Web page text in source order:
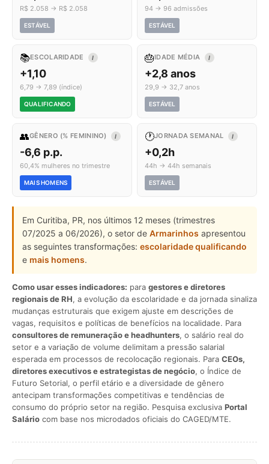
R$ 2.058 → R$ 2.058
ESTÁVEL
94 → 96 admissões
ESTÁVEL
📚ESCOLARIDADE I
+1,10
6,79 → 7,89 (índice)
QUALIFICANDO
🎂IDADE MÉDIA I
+2,8 anos
29,9 → 32,7 anos
ESTÁVEL
👥GÊNERO (% FEMININO) I
-6,6 p.p.
60,4% mulheres no trimestre
MAIS HOMENS
🕐JORNADA SEMANAL I
+0,2h
44h → 44h semanais
ESTÁVEL
Em Curitiba, PR, nos últimos 12 meses (trimestres
07/2025 a 06/2026), o setor de Armarinhos apresentou
as seguintes transformações: escolaridade qualificando
e mais homens.
Como usar esses indicadores: para gestores e diretores
regionais de RH, a evolução da escolaridade e da jornada sinaliza
mudanças estruturais que exigem ajuste em descrições de
vagas, requisitos e políticas de benefícios na localidade. Para
consultores de remuneração e headhunters, o salário real do
setor e a variação de volume delimitam a pressão salarial
esperada em processos de recolocação regionais. Para CEOs,
diretores executivos e estrategistas de negócio, o Índice de
Futuro Setorial, o perfil etário e a diversidade de gênero
antecipam transformações competitivas e tendências de
consumo do próprio setor na região. Pesquisa exclusiva Portal
Salário com base nos microdados oficiais do CAGED/MTE.